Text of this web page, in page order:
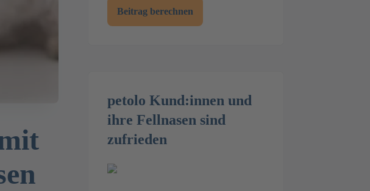
Beitrag berechnen
petolo Kund:innen und
ihre Fellnasen sind
zufrieden